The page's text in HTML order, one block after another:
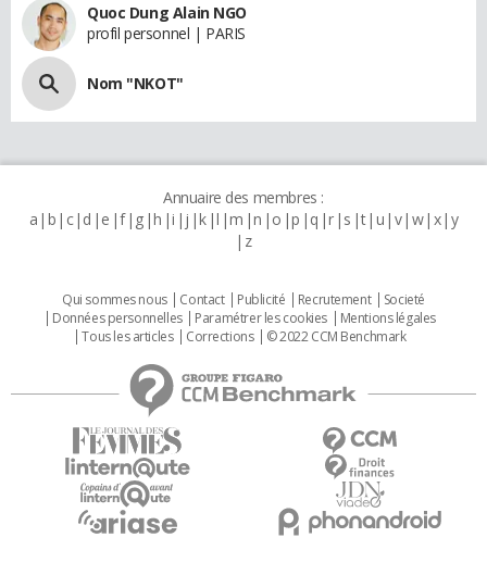
Quoc Dung Alain NGO
profil personnel | PARIS
Nom "NKOT"
Annuaire des membres :
a b c d e f g h i j k l m n o p q r s t u v w x y
z
Qui sommes nous Contact Publicité Recrutement
Societé
Données personnelles
Paramétrer les cookies
Mentions légales
Tous les articles
Corrections © 2022 CCM Benchmark